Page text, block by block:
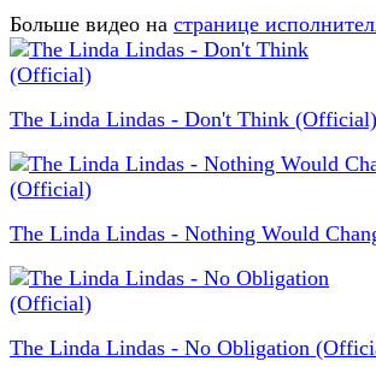
Больше видео на странице
The Linda Lindas - Don't Think (Official)
The Linda Lindas - Nothing Would
The Linda Lindas - No Obligation